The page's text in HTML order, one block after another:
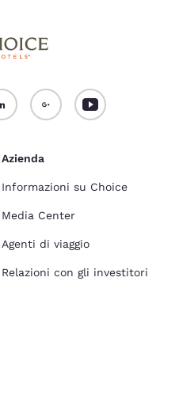
Azienda
Informazioni su Choice
Media Center
Agenti di viaggio
Relazioni con gli investitori